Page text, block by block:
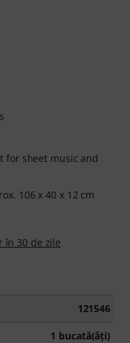
for sheet music and
106 x 40 x 12 cm
în 30 de zile
121546
1 bucată(ăţi)